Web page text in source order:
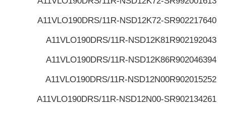
R902217640
A11VLO190DRS/11R-NSD12K72-S
R902192043
A11VLO190DRS/11R-NSD12K81
R902046394
A11VLO190DRS/11R-NSD12K86
R902015252
A11VLO190DRS/11R-NSD12N00
R902134261
A11VLO190DRS/11R-NSD12N00-S